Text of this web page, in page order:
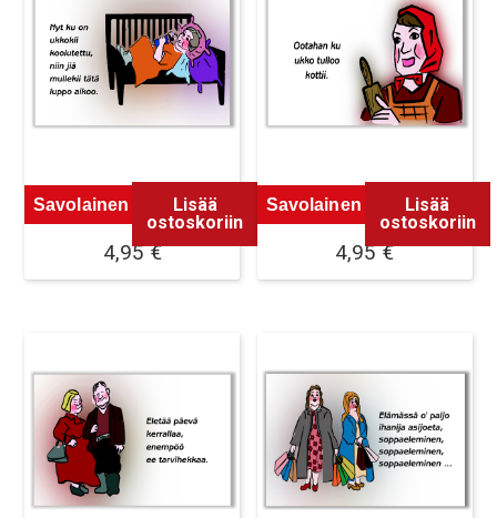
Savolainen Magneetti 5
4,95€
Lisää
ostoskoriin
Savolainen Magneetti 6
4,95€
Lisää
ostoskoriin